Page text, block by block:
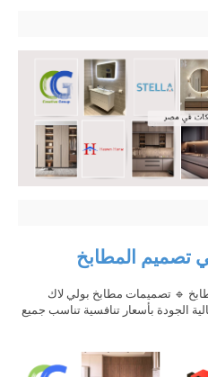
تصميم المطابخ
🔹 تصميمات مطابخ بولي لاك
الجودة بأسعار تنافسية تناسب جميع